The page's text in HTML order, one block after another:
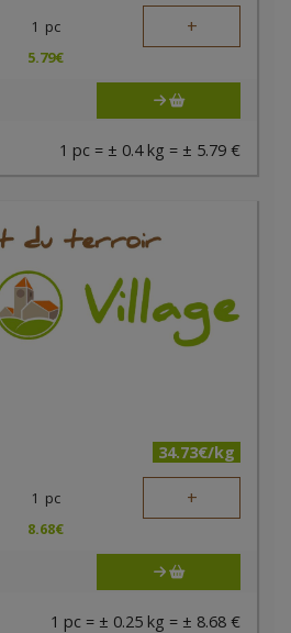
1 pc +
5.79€
1 pc = ± 0.4 kg = ± 5.79 €
34.73€/kg
1 pc +
8.68€
1 pc = ± 0.25 kg = ± 8.68 €